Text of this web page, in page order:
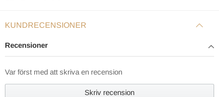
KUNDRECENSIONER
Recensioner
Var först med att skriva en recension
Skriv recension